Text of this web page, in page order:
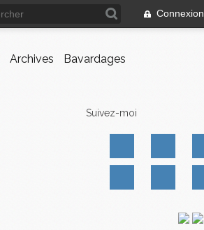
Connexion
Archives Bavardages
Suivez-moi